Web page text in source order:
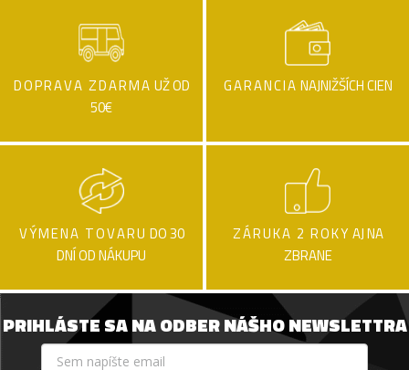
DOPRAVA ZDARMA UŽ OD
50€
GARANCIA NAJNIŽŠÍCH CIEN
VÝMENA TOVARU DO 30
DNÍ OD NÁKUPU
ZÁRUKA 2 ROKY AJ NA
ZBRANE
PRIHLÁSTE SA NA ODBER NÁŠHO NEWSLETTRA